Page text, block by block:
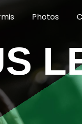
Photos